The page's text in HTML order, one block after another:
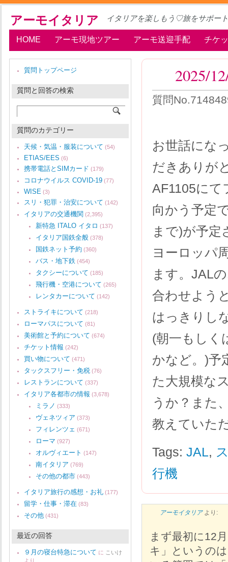
アーモイタリア イタリアを楽しもう♡旅をサポート
HOME アーモ現地ツアー アーモ送迎手配 チケ
2025/
質問
お世話にな
だきありが
AF1105に
向かう予定
まで)が予定
ヨーロッパ
ます。JAL
合わせよう
はっきりし
(朝一もしく
かなど。)予
た大規模な
うか？また
教えていた
Tags: JAL,
行機
アーモイタリア より:
まず最初に12
キ」というの
質問トップページ
質問と回答の検索
質問のカテゴリー
天候・気温・服装について (54)
ETIAS/EES (6)
携帯電話とSIMカード (179)
コロナウイルス COVID-19 (77)
WISE (3)
スリ・犯罪・治安について (142)
イタリアの交通機関 (2,395)
新特急 ITALO イタロ (137)
イタリア国鉄全般 (378)
国鉄ネット予約 (360)
バス・地下鉄 (454)
タクシーについて (185)
飛行機・空港について (265)
レンタカーについて (142)
ストライキについて (218)
ローマパスについて (81)
美術館と予約について (674)
チケット情報 (242)
買い物について (471)
タックスフリー・免税 (76)
レストランについて (337)
イタリア各都市の情報 (3,678)
ミラノ (333)
ヴェネツィア (373)
フィレンツェ (671)
ローマ (927)
オルヴィエート (147)
南イタリア (769)
その他の都市 (443)
イタリア旅行の感想・お礼 (177)
留学・仕事・滞在 (83)
その他 (431)
最近の回答
９月の寝台特急について に こいけ
より